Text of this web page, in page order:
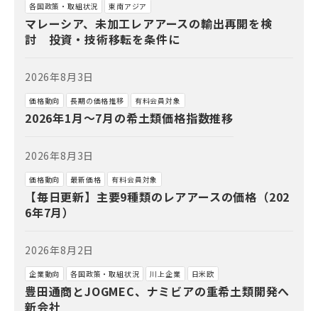
各国政策・取組状況 東南アジア
マレーシア、未加工レアアースの輸出再開を検
討 投資・技術移転を条件に
2026年8月3日
価格動向 長期の価格推移 有料会員対象
2026年1月～7月の希土類価格指数推移
2026年8月3日
価格動向 最新価格 有料会員対象
【毎日更新】主要9種類のレアアースの価格（202
6年7月）
2026年8月2日
企業動向 各国政策・取組状況 川上企業 日米欧
豊田通商とJOGMEC、ナミビアの重希土類開発へ
新会社